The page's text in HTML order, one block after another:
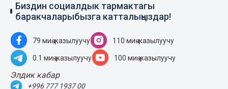
Биздин социалдык тармактагы
баракчаларыбызга катталыңыздар!
79 миң жазылуучу 110 миң жазылуучу
0.1 миң жазылуучу 100 миң жазылуучу
Элдик кабар
+996 777 1937 00